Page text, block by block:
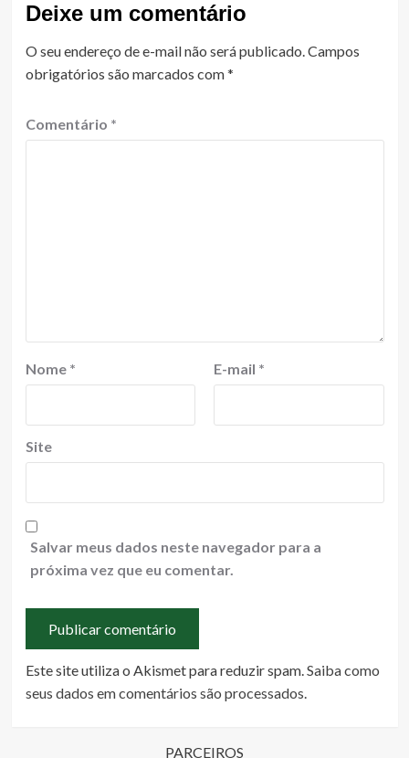
Deixe um comentário
O seu endereço de e-mail não será publicado.Campos
obrigatórios são marcados com*
Comentário *
Nome * E-mail *
Site
Salvar meus dados neste navegador para a
próxima vez que eu comentar.
Este site utiliza o Akismet para reduzir spam.Saiba como
seus dados em comentários são processados.
PARCEIROS